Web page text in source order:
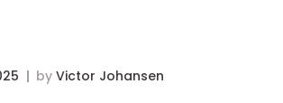
by Victor Johansen